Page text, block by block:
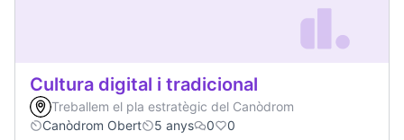
Cultura digital i tradicional
Treballem el pla estratègic del Canòdrom
Canòdrom Obert
5 anys 0 0